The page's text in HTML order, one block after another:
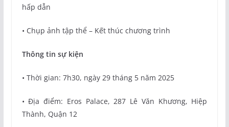
hấp dẫn
• Chụp ảnh tập thể – Kết thúc chương trình
Thông tin sự kiện
• Thời gian: 7h30, ngày 29 tháng 5 năm 2025
• Địa điểm: Eros Palace, 287 Lê Văn Khương, Hiệp
Thành, Quận 12